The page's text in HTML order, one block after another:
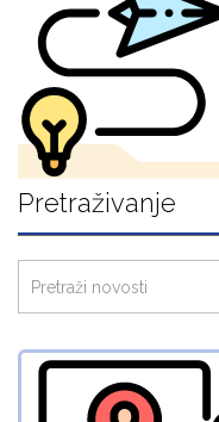
Pretraživanje